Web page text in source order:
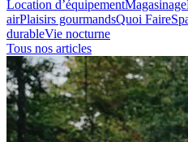
Location d’équipementMagasinage
airPlaisirs gourmandsQuoi Faire
durableVie nocturne
Tous nos articles